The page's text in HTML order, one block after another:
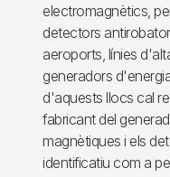
electromagnètics,
detectors
aeroports, línies
generadors
d'aquests llocs cal
fabricant del
magnètiques i els
identificatiu com a